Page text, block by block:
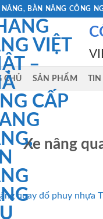
NÂNG, BÀN NÂNG CÔNG
CHỦ SẢN PHẨM TIN
Xe nâng